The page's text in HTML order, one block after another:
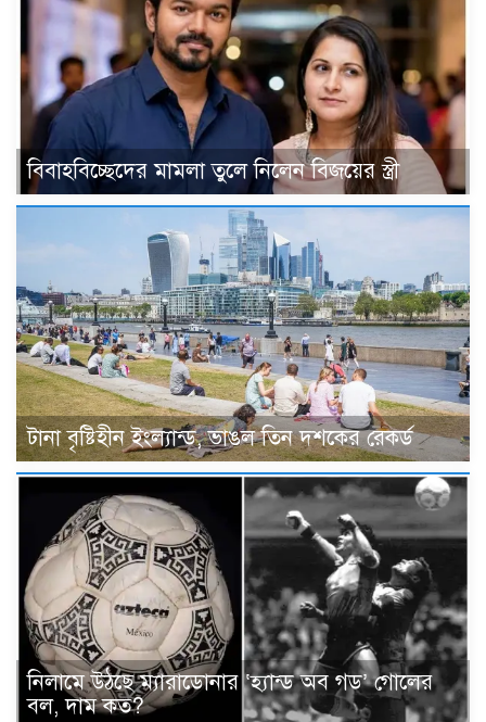
বিবাহবিচ্ছেদের মামলা তুলে নিলেন বিজয়ের স্ত্রী
টানা বৃষ্টিহীন ইংল্যান্ড, ভাঙল তিন দশকের রেকর্ড
নিলামে উঠছে ম্যারাডোনার ‘হ্যান্ড অব গড’ গোলের
বল, দাম কত?